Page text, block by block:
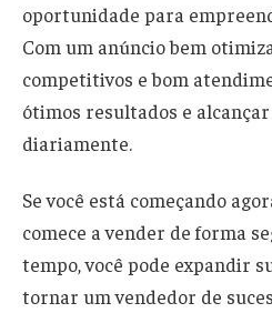
oportunidade para
Com um anúncio bem
competitivos e bom
ótimos resultados e
diariamente.
Se você está começando
comece a vender de forma
tempo, você pode expandir
tornar um vendedor de